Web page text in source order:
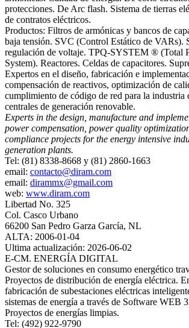
protecciones. De Arc flash. Sistema de tierras
de contratos eléctricos.
Productos: Filtros de armónicas y bancos de
baja tensión. SVC (Control Estático de VARs).
regulación de voltaje. TPQ-SYSTEM ® (Total
System). Reactores. Celdas de capacitores.
Expertos en el diseño, fabricación e
compensación de reactivos, optimización de
cumplimiento de código de red para la industria
centrales de generación renovable.
Experts in the design, manufacture and
power compensation, power quality
compliance projects for the energy intensive
generation plants.
Tel: (81) 8338-8668 y (81) 2860-1663
email: contacto@diram.com
email: dirammx@gmail.com
web: www.diram.com
Libertad No. 325
Col. Casco Urbano
66200 San Pedro Garza García, NL
ALTA: 2006-01-04
Ultima actualización: 2026-06-02
E-CM. ENERGÍA DIGITAL
Gestor de soluciones en consumo energético
Proyectos de distribución de energía eléctrica.
fabricación de subestaciones eléctricas
sistemas de energía a través de Software
Proyectos de energías limpias.
Tel: (492) 922-9790